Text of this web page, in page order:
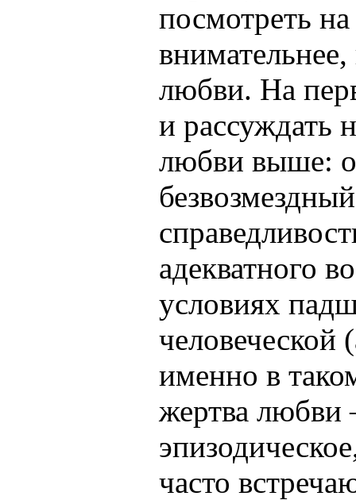
посмотреть на
любви. На
и рассуждать
любви выше:
адекватного
условиях
именно в
жертва любви
часто